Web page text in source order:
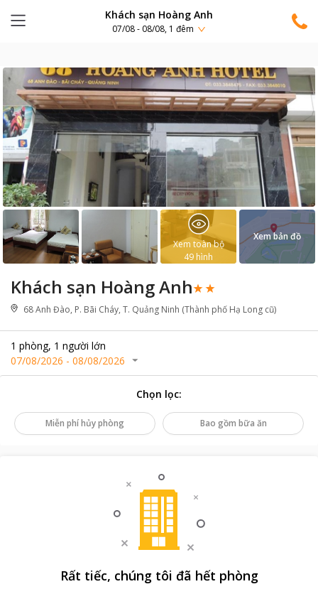
Khách sạn Hoàng Anh
07/08 - 08/08, 1 đêm
Khách sạn Hoàng Anh
68 Anh Đào, P. Bãi Cháy, T. Quảng Ninh (Thành phố Hạ Long cũ)
1 phòng, 1 người lớn
07/08/2026 - 08/08/2026
Xem toàn bộ
49 hình
Xem bản đồ
Chọn lọc:
Miễn phí hủy phòng Bao gồm bữa ăn
Rất tiếc, chúng tôi đã hết phòng